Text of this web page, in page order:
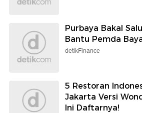
Purbaya Bakal
Bantu Pemda
detikFinance
5 Restoran
Jakarta Versi
Ini Daftarnya!